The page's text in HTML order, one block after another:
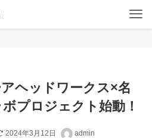
アヘッドワークス×名
プロジェクト始動！
2024年3月12日 admin